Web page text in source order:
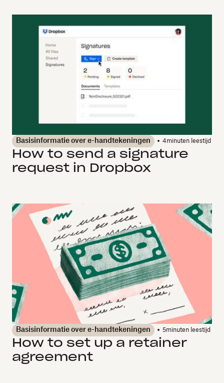
Basisinformatie over e-handtekeningen 4minuten leestijd
How to send a signature
request in Dropbox
Basisinformatie over e-handtekeningen 5minuten leestijd
How to set up a retainer
agreement